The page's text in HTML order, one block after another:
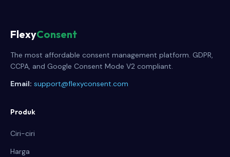
FlexyConsent
The most affordable consent management platform. GDPR,
CCPA, and Google Consent Mode V2 compliant.
Email: support@flexyconsent.com
Produk
Ciri-ciri
Harga